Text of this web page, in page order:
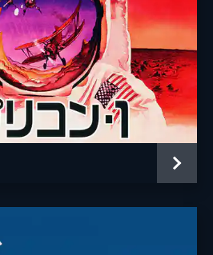
ソレル・ブーク
ロバーツ・ブロッサム
ジョン・デナー
リチャード・シャール
スタン・ゴットリーブ
ジョージ・ロイ・ヒル